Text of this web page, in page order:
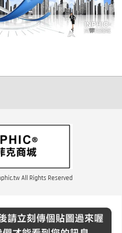
All Rights Reserved
inphic營業設備
商品缺貨或數量不足請與客服聯繫